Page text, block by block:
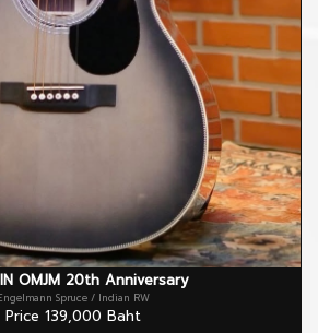
OMJM 20th Anniversary
Spruce / Indian RW
Price 139,000 Baht